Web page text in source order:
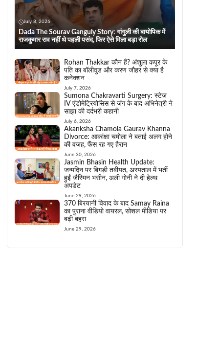
July 8, 2026
Dada The Sourav Ganguly Story: गांगुली की बायोपिक में
राजकुमार राव नहीं थे पहली पसंद, फिर ऐसे मिला बड़ा रोल
Rohan Thakkar कौन हैं? अंशुला कपूर के
पति का बॉलीवुड और करण जौहर से क्या है
कनेक्शन
July 7, 2026
Sumona Chakravarti Surgery: स्टेज
IV एंडोमेट्रियोसिस से जंग के बाद अभिनेत्री ने
साझा की दर्दभरी कहानी
July 6, 2026
Akanksha Chamola Gaurav Khanna
Divorce: आकांक्षा चमोला ने बताई अलग होने
की वजह, फैंस रह गए हैरान
June 30, 2026
Jasmin Bhasin Health Update:
जन्मदिन पर बिगड़ी तबीयत, अस्पताल में भर्ती
हुईं जैस्मिन भसीन, अली गोनी ने दी हेल्थ
अपडेट
June 29, 2026
370 बिरयानी विवाद के बाद Samay Raina
का पुराना वीडियो वायरल, सोशल मीडिया पर
बढ़ी बहस
June 29, 2026